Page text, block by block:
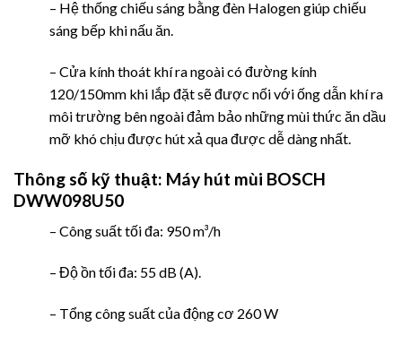
– Hệ thống chiếu sáng bằng đèn Halogen giúp chiếu
sáng bếp khi nấu ăn.
– Cửa kính thoát khí ra ngoài có đường kính
120/150mm khi lắp đặt sẽ được nối với ống dẫn khí ra
môi trường bên ngoài đảm bảo những mùi thức ăn dầu
mỡ khó chịu được hút xả qua được dễ dàng nhất.
Thông số kỹ thuật: Máy hút mùi BOSCH
DWW098U50
– Công suất tối đa: 950 m³/h
– Độ ồn tối đa: 55 dB (A).
– Tổng công suất của động cơ 260 W